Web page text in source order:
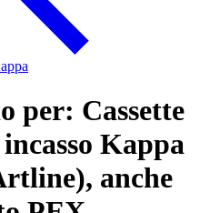
per: Cassette
Kappa
anche